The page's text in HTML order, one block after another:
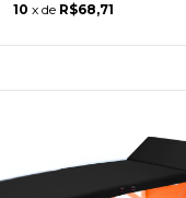
10 x de R$68,71